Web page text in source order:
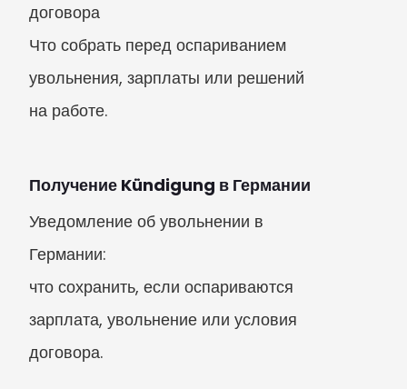
договора
Что собрать перед оспариванием
увольнения, зарплаты или решений
на работе.
Получение Kündigung в Германии
Уведомление об увольнении в
Германии:
что сохранить, если оспариваются
зарплата, увольнение или условия
договора.